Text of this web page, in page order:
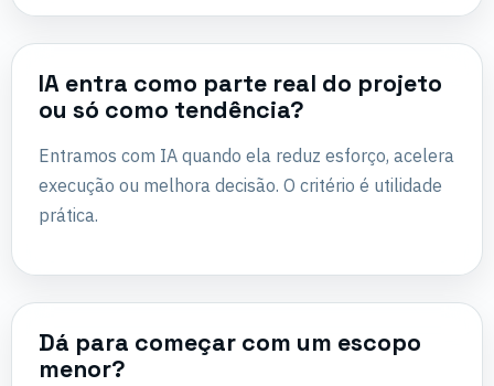
IA entra como parte real do projeto
ou só como tendência?
Entramos com IA quando ela reduz esforço, acelera
execução ou melhora decisão. O critério é utilidade
prática.
Dá para começar com um escopo
menor?